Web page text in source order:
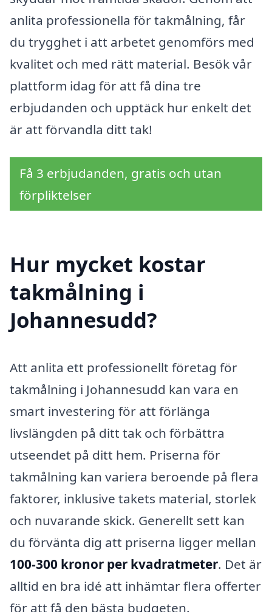
anlita professionella för takmålning, får
du trygghet i att arbetet genomförs med
kvalitet och med rätt material. Besök vår
plattform idag för att få dina tre
erbjudanden och upptäck hur enkelt det
är att förvandla ditt tak!
Få 3 erbjudanden, gratis och utan
förpliktelser
Hur mycket kostar
takmålning i
Johannesudd?
Att anlita ett professionellt företag för
takmålning i Johannesudd kan vara en
smart investering för att förlänga
livslängden på ditt tak och förbättra
utseendet på ditt hem. Priserna för
takmålning kan variera beroende på flera
faktorer, inklusive takets material, storlek
och nuvarande skick. Generellt sett kan
du förvänta dig att priserna ligger mellan
100-300 kronor per kvadratmeter. Det är
alltid en bra idé att inhämtar flera offerter
för att få den bästa budgeten.